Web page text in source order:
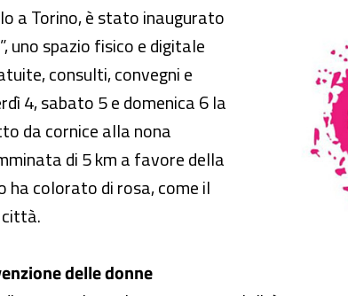
e del benessere” di Just the Woman
a Torino, è stato inaugurato
uno spazio fisico e digitale
consulti, convegni e
4, sabato 5 e domenica 6 la
da cornice alla nona
di 5 km a favore della
ha colorato di rosa, come il
delle donne